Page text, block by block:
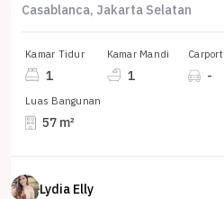
Casablanca, Jakarta Selatan
Kamar Tidur
1
Kamar Mandi
1
Carport
-
Luas Bangunan
57 m²
Lydia Elly